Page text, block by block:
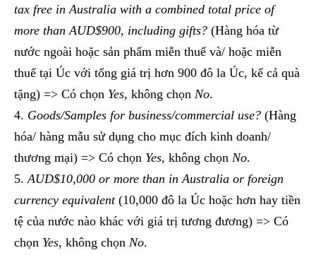
tax free in Australia with a combined total price of
more than AUD$900, including gifts? (Hàng hóa từ
nước ngoài hoặc sản phẩm miễn thuế và/ hoặc miễn
thuế tại Úc với tổng giá trị hơn 900 đô la Úc, kể cả quà
tặng) => Có chọn Yes, không chọn No.
Goods/Samples for business/commercial use? (Hàng
hóa/ hàng mẫu sử dụng cho mục đích kinh doanh/
thương mại) => Có chọn Yes, không chọn No.
AUD$10,000 or more than in Australia or foreign
currency equivalent(10,000 đô la Úc hoặc hơn hay tiền
tệ của nước nào khác với giá trị tương đương) => Có
chọn Yes, không chọn No.